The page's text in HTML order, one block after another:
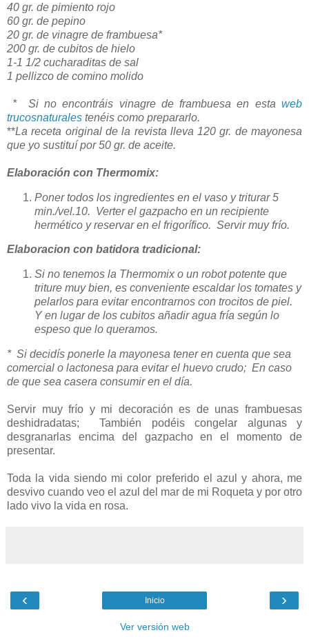
40 gr. de pimiento rojo
60 gr. de pepino
20 gr. de vinagre de frambuesa*
200 gr. de cubitos de hielo
1-1 1/2 cucharaditas de sal
1 pellizco de comino molido
* Si no encontráis vinagre de frambuesa en esta web
trucosnaturales tenéis como prepararlo.
**La receta original de la revista lleva 120 gr. de mayonesa
que yo sustituí por 50 gr. de aceite.
Elaboración con Thermomix:
Poner todos los ingredientes en el vaso y triturar 5
min./vel.10. Verter el gazpacho en un recipiente
hermético y reservar en el frigorífico. Servir muy frío.
Elaboracion con batidora tradicional:
Si no tenemos la Thermomix o un robot potente que
triture muy bien, es conveniente escaldar los tomates y
pelarlos para evitar encontrarnos con trocitos de piel.
Y en lugar de los cubitos añadir agua fría según lo
espeso que lo queramos.
* Si decidís ponerle la mayonesa tener en cuenta que sea
comercial o lactonesa para evitar el huevo crudo; En caso
de que sea casera consumir en el día.
Servir muy frío y mi decoración es de unas frambuesas
deshidradatas; También podéis congelar algunas y
desgranarlas encima del gazpacho en el momento de
presentar.
Toda la vida siendo mi color preferido el azul y ahora, me
desvivo cuando veo el azul del mar de mi Roqueta y por otro
lado vivo la vida en rosa.
‹ ›
Inicio
Ver versión web